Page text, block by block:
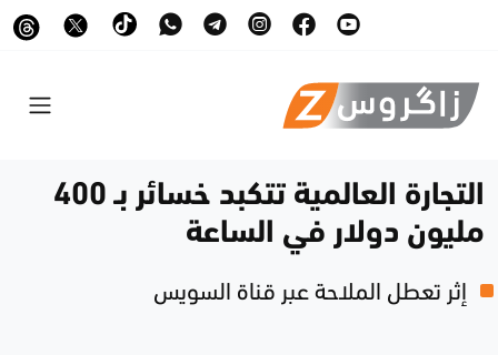
التجارة العالمية تتكبد خسائر بـ 400
مليون دولار في الساعة
إثر تعطل الملاحة عبر قناة السويس